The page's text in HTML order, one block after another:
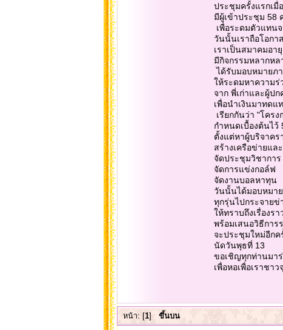
ประชุมครั้งแรกเมื่
มีผู้เข้าประชุม 58
เพื่อระดมตัวแทน
วันนั้นเราถือโอกา
เราเป็นสมาคมอา
มีกิจกรรมหลากหล
ได้รับมอบหมายภ
ให้ระดมหาความร่
จาก พี่เก่าและผู้ปก
เพื่อนำเงินมาทด
เรียกกันว่า "โคร
กำหนดเบื้องต้นไว้
ตั้งแต่หาผู้บริจาคร
สร้างเครือข่ายแล
จัดประชุมวิชาการ
จัดการแข่งกอล์ฟ
จัดงานบอลหาทุน
วันนั้นได้มอบหมาย
ทุกรุ่นไปกระจายข่
ให้ทราบถึงเรื่องรา
พร้อมเสนอวิธีการ
จะประชุมใหม่อีกค
นัดวันพุธที่ 13
ขอเชิญทุกท่านมา
เพื่อหอเพื่อเราชาว
หน้า: [1] ขึ้นบน